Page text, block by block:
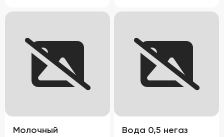
Молочный
Вода 0,5 негаз